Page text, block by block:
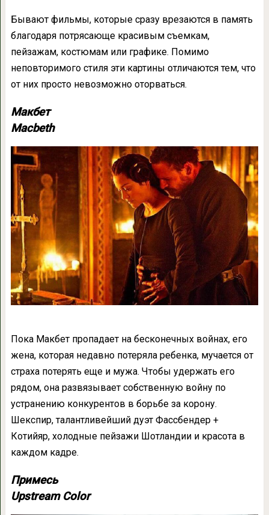
Бывают фильмы, которые сразу врезаются в память
благодаря потрясающе красивым съемкам,
пейзажам, костюмам или графике. Помимо
неповторимого стиля эти картины отличаются тем, что
от них просто невозможно оторваться.
Макбет
Macbeth
Пока Макбет пропадает на бесконечных войнах, его
жена, которая недавно потеряла ребенка, мучается от
страха потерять еще и мужа. Чтобы удержать его
рядом, она развязывает собственную войну по
устранению конкурентов в борьбе за корону.
Шекспир, талантливейший дуэт Фассбендер +
Котийяр, холодные пейзажи Шотландии и красота в
каждом кадре.
Примесь
Upstream Color